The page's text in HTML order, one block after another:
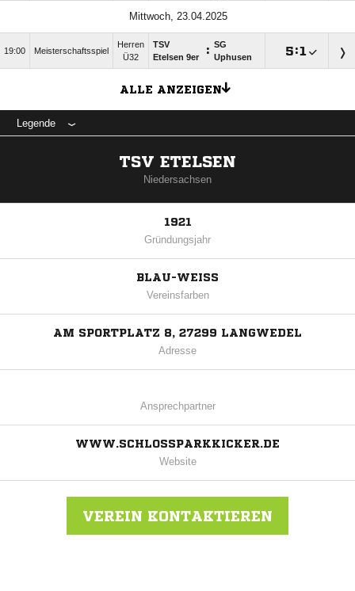
Mittwoch, 23.04.2025
19:00 Meisterschaftsspiel
Herren
Ü32
TSV
Etelsen 9er
: SG
Uphusen
:
ALLE ANZEIGEN
Legende
TSV ETELSEN
Niedersachsen
1921
Gründungsjahr
BLAU-WEISS
Vereinsfarben
AM SPORTPLATZ 8, 27299 LANGWEDEL
Adresse
Ansprechpartner
WWW.SCHLOSSPARKKICKER.DE
Website
VEREIN KONTAKTIEREN